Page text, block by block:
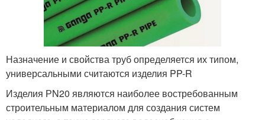
Назначение и свойства труб определяется их типом,
универсальными считаются изделия PP-R
Изделия РN20 являются наиболее востребованным
строительным материалом для создания систем